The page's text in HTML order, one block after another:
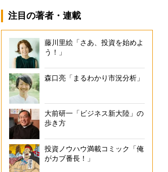
注目の著者・連載
藤川里絵「さあ、投資を始めよ
う！」
森口亮「まるわかり市況分析」
大前研一「ビジネス新大陸」の
歩き方
投資ノウハウ満載コミック「俺
がカブ番長！」